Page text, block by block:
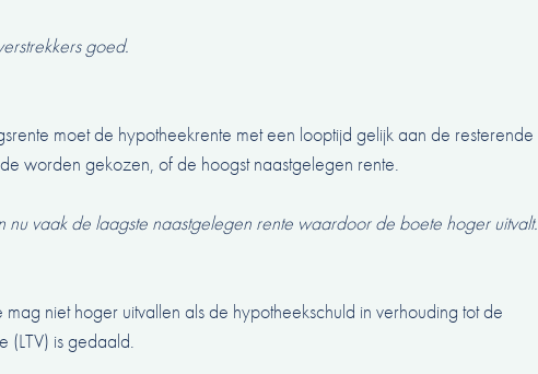
goed.
moet de hypotheekrente met een looptijd gelijk aan de resterende
worden gekozen, of de hoogst naastgelegen rente.
nu vaak de laagste naastgelegen rente waardoor de boete hoger uitvalt.
niet hoger uitvallen als de hypotheekschuld in verhouding tot de
(LTV) is gedaald.